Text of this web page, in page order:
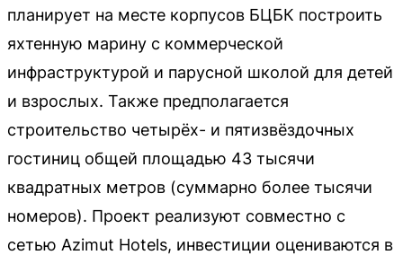
планирует на месте корпусов БЦБК построить
яхтенную марину с коммерческой
инфраструктурой и парусной школой для детей
и взрослых. Также предполагается
строительство четырёх- и пятизвёздочных
гостиниц общей площадью 43 тысячи
квадратных метров (суммарно более тысячи
номеров). Проект реализуют совместно с
сетью Azimut Hotels, инвестиции оцениваются в